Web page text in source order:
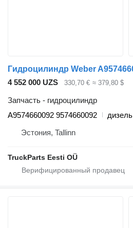
4 552 000 UZS 330,70 € ≈ 379,80 $
Запчасть - гидроцилиндр
A9574660092 9574660092
дизель
Эстония, Tallinn
TruckParts Eesti OÜ